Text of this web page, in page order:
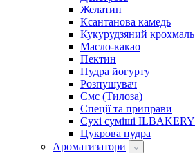
Желатин
Ксантанова камедь
Кукурудзяний крохмаль
Масло-какао
Пектин
Пудра йогурту
Розпушувач
Смс (Тилоза)
Спеції та приправи
Сухі суміші ILBAKERY
Цукрова пудра
Ароматизатори